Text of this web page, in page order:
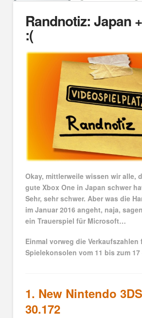
Randnotiz: Japan
:(
Okay, mittlerweile wissen wir alle,
gute Xbox One in Japan schwer
Sehr, sehr schwer. Aber was die
im Januar 2016 angeht, naja,
ein Trauerspiel für Microsoft…
Einmal vorweg die Verkaufszahlen
Spielekonsolen vom 11 bis zum
1. New Nintendo
30.172